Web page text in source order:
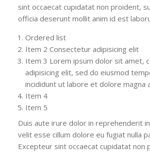
sint occaecat cupidatat non proident,
officia deserunt mollit anim id est
Ordered list
Item 2 Consectetur adipisicing elit
Item 3 Lorem ipsum dolor sit amet,
adipisicing elit, sed do eiusmod
incididunt ut labore et dolore magna
Item 4
Item 5
Duis aute irure dolor in reprehenderit
velit esse cillum dolore eu fugiat nulla
Excepteur sint occaecat cupidatat non